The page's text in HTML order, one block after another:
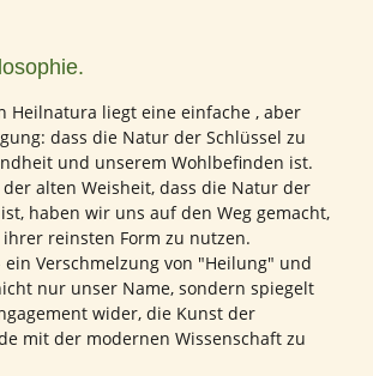
Heilnatura liegt eine einfache , aber
dass die Natur der Schlüssel zu
und unserem Wohlbefinden ist.
alten Weisheit, dass die Natur der
haben wir uns auf den Weg gemacht,
reinsten Form zu nutzen.
Verschmelzung von "Heilung" und
nur unser Name, sondern spiegelt
wider, die Kunst der
mit der modernen Wissenschaft zu